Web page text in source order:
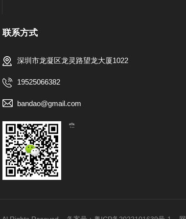
联系方式
深圳市龙凝区龙灵路望龙大厦1022
19525066382
bandao@gmail.com
【扫一扫，关注我们】